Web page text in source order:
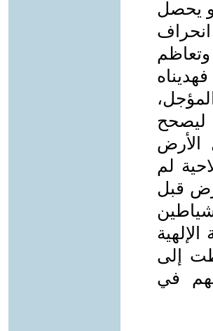
يحصل
ليصحح
الأرض
لم
قبل
إلى
في